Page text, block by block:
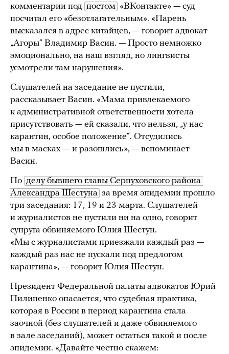
комментарии под постом «ВКонтакте» — суд
посчитал его «безотлагательным». «Парень
высказался в адрес китайцев, — говорит адвокат
„Агоры“ Владимир Васин. — Просто немножко
эмоционально, на наш взгляд, но лингвисты
усмотрели там нарушения».
Слушателей на заседание не пустили,
рассказывает Васин. «Мама привлекаемого
к административной ответственности хотела
присутствовать — ей сказали, что нельзя, „у нас
карантин, особое положение“. Отсудились
мы в масках — и разошлись», — вспоминает
Васин.
По делу бывшего главы Серпуховского района
Александра Шестуна за время эпидемии прошло
три заседания: 17, 19 и 23 марта. Слушателей
и журналистов не пустили ни на одно, говорит
супруга обвиняемого Юлия Шестун.
«Мы с журналистами приезжали каждый раз —
каждый раз нас не пускали под предлогом
карантина», — говорит Юлия Шестун.
Президент Федеральной палаты адвокатов Юрий
Пилипенко опасается, что судебная практика,
которая в России в период карантина стала
заочной (без слушателей и даже обвиняемого
в зале заседаний), может остаться такой и после
эпидемии. «Давайте честно скажем: